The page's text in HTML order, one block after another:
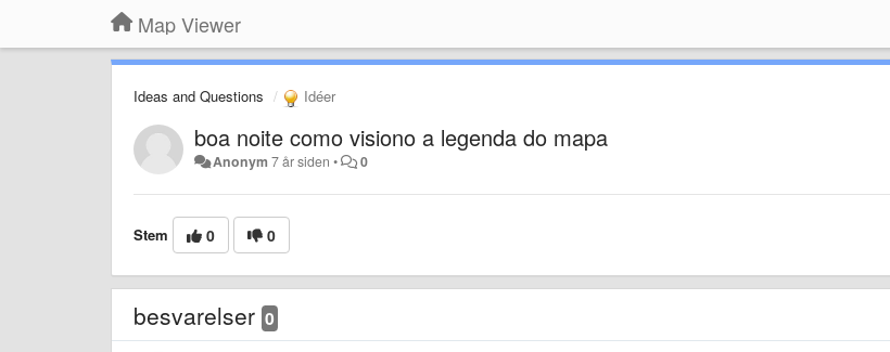
Map Viewer
Ideas and Questions Idéer
boa noite como visiono a legenda do mapa
Anonym 7 år siden • 0
Stem 0 0
besvarelser 0